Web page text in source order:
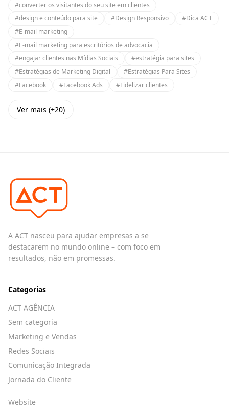
#converter os visitantes do seu site em clientes
#design e conteúdo para site
#Design Responsivo
#Dica ACT
#E-mail marketing
#E-mail marketing para escritórios de advocacia
#engajar clientes nas Mídias Sociais
#estratégia para sites
#Estratégias de Marketing Digital
#Estratégias Para Sites
#Facebook
#Facebook Ads #Fidelizar clientes
Ver mais (+20)
A ACT nasceu para ajudar empresas a se
destacarem no mundo online – com foco em
resultados, não em promessas.
Categorias
ACT AGÊNCIA
Sem categoria
Marketing e Vendas
Redes Sociais
Comunicação Integrada
Jornada do Cliente
Website